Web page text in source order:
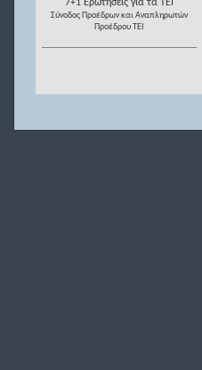
7+1 Ερωτήσεις για τα ΤΕΙ
Σύνοδος Προέδρων και Αναπληρωτών
Προέδρου ΤΕΙ